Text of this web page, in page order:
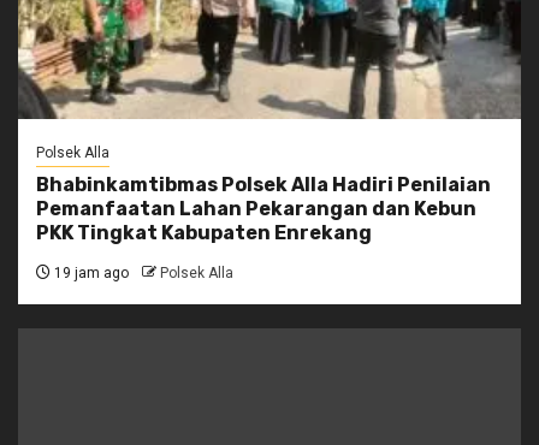
Polsek Alla
Bhabinkamtibmas Polsek Alla Hadiri Penilaian
Pemanfaatan Lahan Pekarangan dan Kebun
PKK Tingkat Kabupaten Enrekang
19 jam ago Polsek Alla